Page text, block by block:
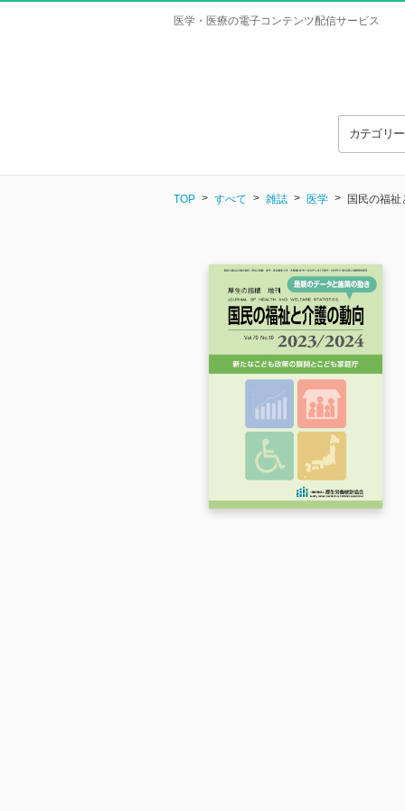
医学・医療の電子コンテンツ配信サービス
カテゴリ
TOP すべて 雑誌 医学 国民の福